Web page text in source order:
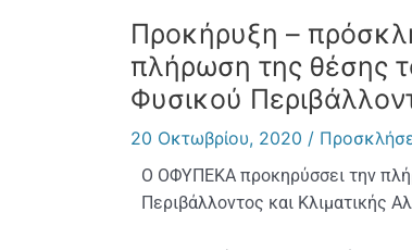
Προκήρυξη –
πλήρωση της θέσης
Φυσικού
20 Οκτωβρίου, 2020 /
Ο ΟΦΥΠΕΚΑ προκηρύσσει την
Περιβάλλοντος και Κλιματικής